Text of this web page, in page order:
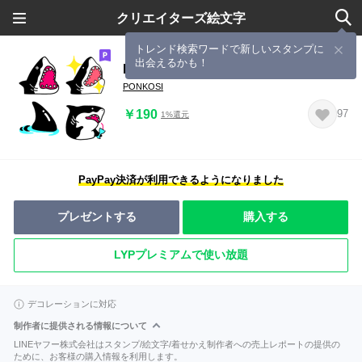
クリエイターズ絵文字
トレンド検索ワードで新しいスタンプに
出会えるかも！
Popなサメ
PONKOSI
￥190 1%還元 97
PayPay決済が利用できるようになりました
プレゼントする 購入する
LYPプレミアムで使い放題
デコレーションに対応
制作者に提供される情報について
LINEヤフー株式会社はスタンプ/絵文字/着せかえ制作者への売上レポートの提供の
ために、お客様の購入情報を利用します。